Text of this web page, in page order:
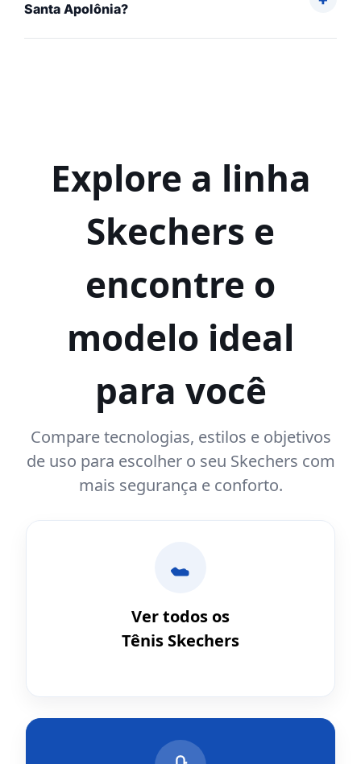
Santa Apolônia?
Explore a linha
Skechers e
encontre o
modelo ideal
para você
Compare tecnologias, estilos e objetivos
de uso para escolher o seu Skechers com
mais segurança e conforto.
Ver todos os
Tênis Skechers